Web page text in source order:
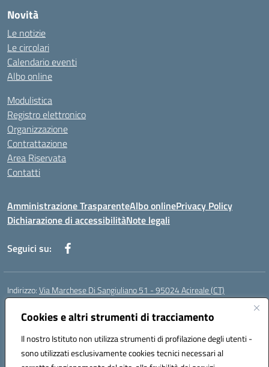
Cookies e altri strumenti di tracciamento
Il nostro Istituto non utilizza strumenti di profilazione degli utenti -
sono utilizzati esclusivamente cookies tecnici necessari al
Novità
Le notizie
Le circolari
Calendario eventi
Albo online
Modulistica
Registro elettronico
Organizzazione
Contrattazione
Area Riservata
Contatti
Amministrazione TrasparenteAlbo onlinePrivacy Policy
Dichiarazione di accessibilitàNote legali
Seguici su:
Indirizzo:Via Marchese Di Sangiuliano 51 - 95024 Acireale (CT)
Centralino:
Posta elettronica certificata (PEC):ctic8at00b@pec.istruzione.it
Codice fiscale: 81001970870
Codice meccanografico:CTIC8AT00B
Codice Indice delle Pubbliche Amministrazioni (IPA): istsc_ctic8at00b